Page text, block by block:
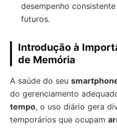
desempenho
futuros.
Introdução à
de Memória
A saúde do seu
do gerenciamento
tempo, o uso diário gera
temporários que ocupam